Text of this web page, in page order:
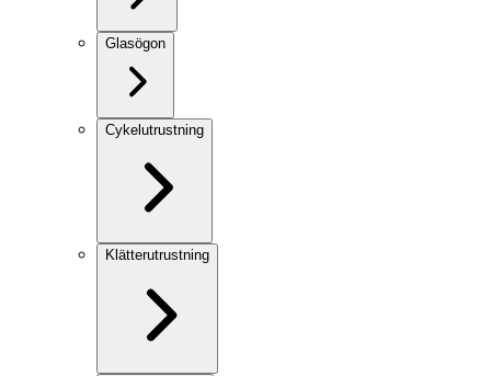
Glasögon
Cykelutrustning
Klätterutrustning